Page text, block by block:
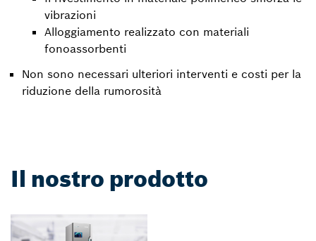
vibrazioni
Alloggiamento realizzato con materiali
fonoassorbenti
Non sono necessari ulteriori interventi e costi per la
riduzione della rumorosità
Il nostro prodotto